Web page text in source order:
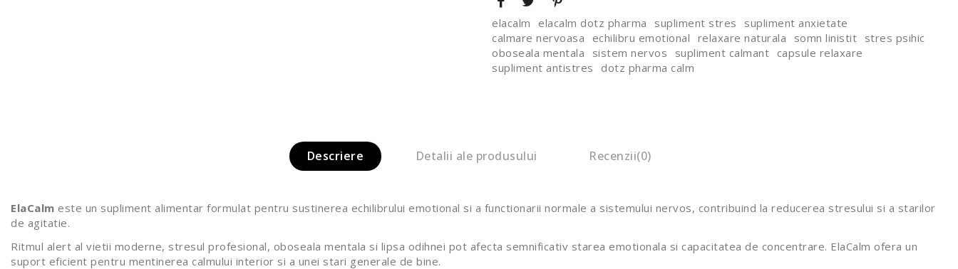
elacalm elacalm dotz pharma supliment stres
supliment anxietate
calmare nervoasa echilibru emotional relaxare naturala somn linistit stres psihic
oboseala mentala
sistem nervos supliment calmant capsule relaxare
supliment antistres
dotz pharma calm
Descriere Detalii ale produsului Recenzii(0)
ElaCalm este un supliment alimentar formulat pentru sustinerea echilibrului emotional si a functionarii normale a sistemului nervos, contribuind la reducerea stresului si a starilor
de agitatie.
Ritmul alert al vietii moderne, stresul profesional, oboseala mentala si lipsa odihnei pot afecta semnificativ starea emotionala si capacitatea de concentrare. ElaCalm ofera un
suport eficient pentru mentinerea calmului interior si a unei stari generale de bine.